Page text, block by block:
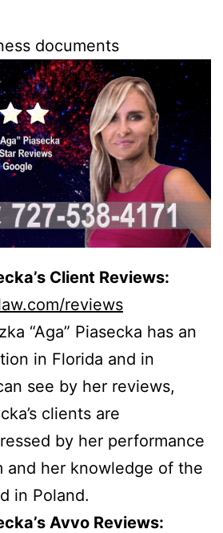
documents
Client Reviews:
reviews
“Aga” Piasecka has an
in Florida and in
see by her reviews,
clients are
by her performance
and her knowledge of the
in Poland.
Avvo Reviews: